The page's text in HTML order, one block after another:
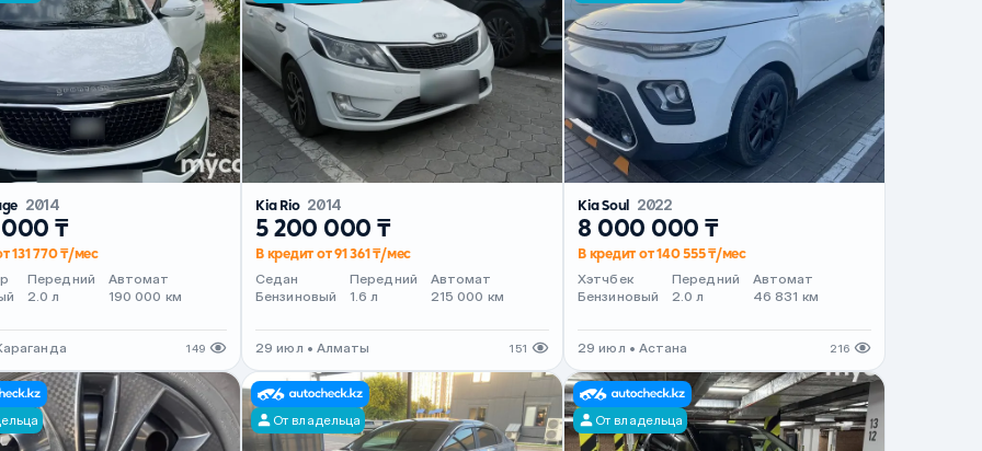
2014
₸
131 770 ₸/мес
Передний
2.0 л
Автомат
190 000 км
149
Kia Rio 2014
5 200 000 ₸
В кредит от 91 361 ₸/мес
Седан
Бензиновый
Передний
1.6 л
Автомат
215 000 км
29 июл • Алматы 151
Kia Soul 2022
8 000 000 ₸
В кредит от 140 555 ₸/мес
Хэтчбек
Бензиновый
Передний
2.0 л
Автомат
46 831 км
29 июл • Астана 216
От владельца От владельца